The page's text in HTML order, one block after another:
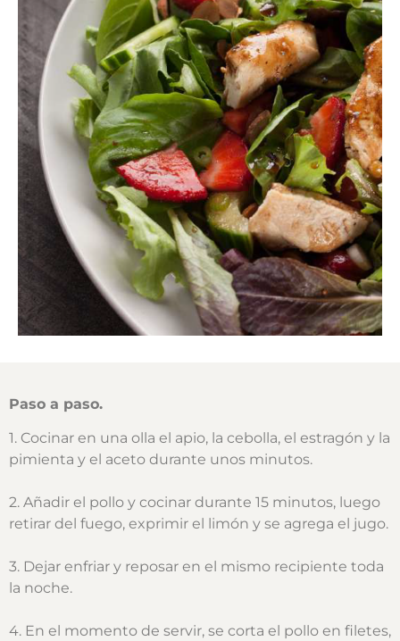
Paso a paso.
1. Cocinar en una olla el apio, la cebolla, el estragón y la
pimienta y el aceto durante unos minutos.
2. Añadir el pollo y cocinar durante 15 minutos, luego
retirar del fuego, exprimir el limón y se agrega el jugo.
3. Dejar enfriar y reposar en el mismo recipiente toda
la noche.
4. En el momento de servir, se corta el pollo en filetes,